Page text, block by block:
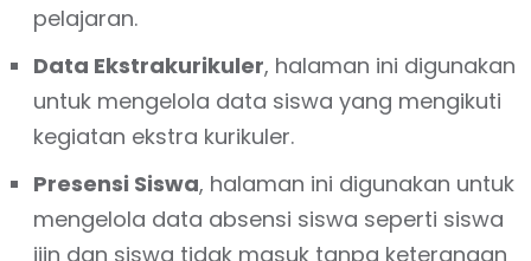
pelajaran.
Data Ekstrakurikuler, halaman ini digunakan
untuk mengelola data siswa yang mengikuti
kegiatan ekstra kurikuler.
Presensi Siswa, halaman ini digunakan untuk
mengelola data absensi siswa seperti siswa
ijin dan siswa tidak masuk tanpa keterangan